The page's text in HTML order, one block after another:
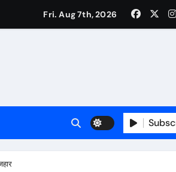
Fri. Aug 7th, 2026